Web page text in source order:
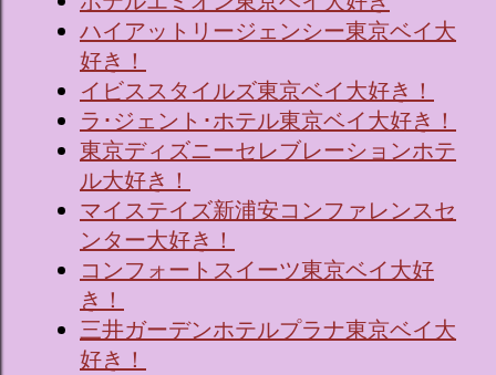
ハイアットリージェンシー東京ベイ大
好き！
イビススタイルズ東京ベイ大好き！
ラ･ジェント･ホテル東京ベイ大好き！
東京ディズニーセレブレーションホテ
ル大好き！
マイステイズ新浦安コンファレンスセ
ンター大好き！
コンフォートスイーツ東京ベイ大好
き！
三井ガーデンホテルプラナ東京ベイ大
好き！